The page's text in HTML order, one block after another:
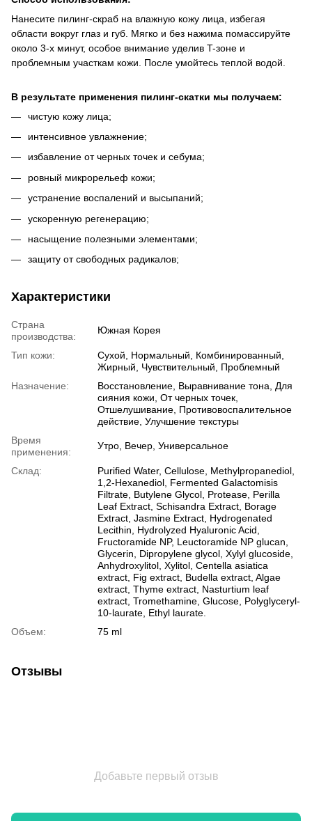
Нанесите пилинг-скраб на влажную кожу лица, избегая
области вокруг глаз и губ. Мягко и без нажима помассируйте
около 3-х минут, особое внимание уделив T-зоне и
проблемным участкам кожи. После умойтесь теплой водой.
В результате применения пилинг-скатки мы получаем:
чистую кожу лица;
интенсивное увлажнение;
избавление от черных точек и себума;
ровный микрорельеф кожи;
устранение воспалений и высыпаний;
ускоренную регенерацию;
насыщение полезными элементами;
защиту от свободных радикалов;
Характеристики
Страна
производства:
Южная Корея
Тип кожи:
Сухой, Нормальный, Комбинированный,
Жирный, Чувствительный, Проблемный
Назначение:
Восстановление, Выравнивание тона, Для
сияния кожи, От черных точек,
Отшелушивание, Противовоспалительное
действие, Улучшение текстуры
Время
применения:
Утро, Вечер, Универсальное
Склад:
Purified Water, Cellulose, Methylpropanediol,
1,2-Hexanediol, Fermented Galactomisis
Filtrate, Butylene Glycol, Protease, Perilla
Leaf Extract, Schisandra Extract, Borage
Extract, Jasmine Extract, Hydrogenated
Lecithin, Hydrolyzed Hyaluronic Acid,
Fructoramide NP, Leuctoramide NP glucan,
Glycerin, Dipropylene glycol, Xylyl glucoside,
Anhydroxylitol, Xylitol, Centella asiatica
extract, Fig extract, Budella extract, Algae
extract, Thyme extract, Nasturtium leaf
extract, Tromethamine, Glucose, Polyglyceryl-
10-laurate, Ethyl laurate.
Объем:
75 ml
Отзывы
Добавьте первый отзыв